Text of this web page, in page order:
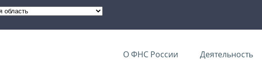
О ФНС России Деятельность